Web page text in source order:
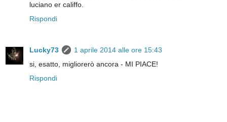
luciano er califfo.
Rispondi
Lucky73
1 aprile 2014 alle ore 15:43
si, esatto, migliorerò ancora - MI PIACE!
Rispondi